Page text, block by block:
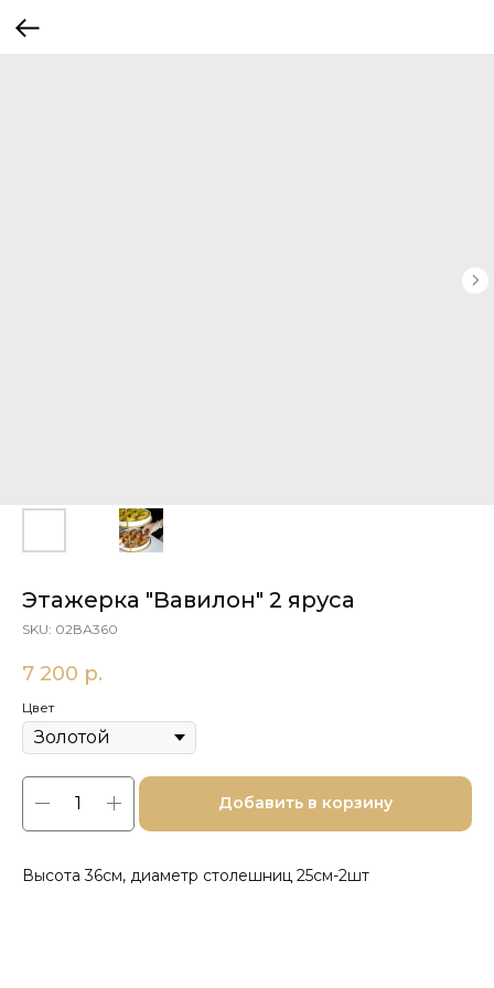
Этажерка "Вавилон" 2 яруса
SKU: 02ВА360
7 200 р.
Цвет
Добавить в корзину
Высота 36см, диаметр столешниц 25см-2шт